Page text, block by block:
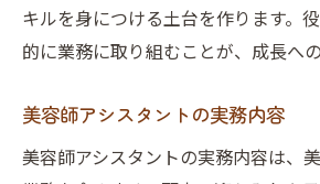
キルを身につける土台を作ります。
的に業務に取り組むことが、成長への
美容師アシスタントの実務内容
美容師アシスタントの実務内容は、